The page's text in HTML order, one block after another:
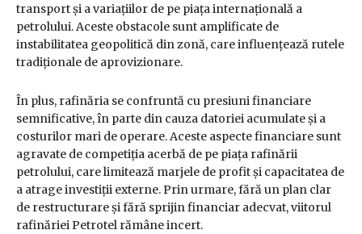
transport și a variațiilor de pe piața internațională a
petrolului. Aceste obstacole sunt amplificate de
instabilitatea geopolitică din zonă, care influențează rutele
tradiționale de aprovizionare.
În plus, rafinăria se confruntă cu presiuni financiare
semnificative, în parte din cauza datoriei acumulate și a
costurilor mari de operare. Aceste aspecte financiare sunt
agravate de competiția acerbă de pe piața rafinării
petrolului, care limitează marjele de profit și capacitatea de
a atrage investiții externe. Prin urmare, fără un plan clar
de restructurare și fără sprijin financiar adecvat, viitorul
rafinăriei Petrotel rămâne incert.